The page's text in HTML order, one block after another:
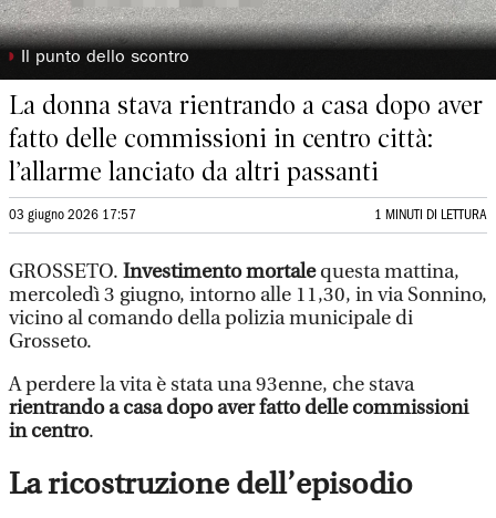
◗ Il punto dello scontro
La donna stava rientrando a casa dopo aver
fatto delle commissioni in centro città:
l’allarme lanciato da altri passanti
03 giugno 2026 17:57 1 MINUTI DI LETTURA
GROSSETO. Investimento mortalequesta mattina,
mercoledì 3 giugno, intorno alle 11,30, in via Sonnino,
vicino al comando della polizia municipale di
Grosseto.
A perdere la vita è stata una 93enne, che stava
rientrando a casa dopo aver fatto delle commissioni
in centro.
La ricostruzione dell’episodio